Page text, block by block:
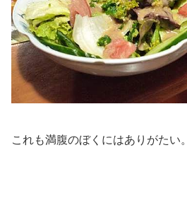
これも満腹のぼくにはありがたい。